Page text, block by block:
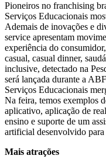
Pioneiros no franchising
Serviços Educacionais
Ademais de inovações e
service apresentam
experiência do
casual, casual dinner,
inclusive, detectado na
será lançada durante a
Serviços Educacionais
Na feira, temos exemplos
aplicativo, aplicação de
ensino e suporte de um
artificial desenvolvido
Mais atrações